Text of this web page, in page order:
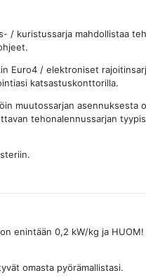
kuristussarja mahdollistaa
Euro4 / elektroniset
katsastuskonttorilla.
muutossarjan
tehonalennussarjan
enintään 0,2 kW/kg ja
omasta pyörämallistasi.